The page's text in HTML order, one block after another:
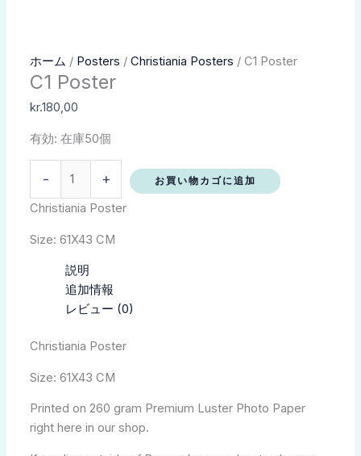
ホーム / Posters /Christiania Posters / C1 Poster
C1 Poster
kr.180,00
有効: 在庫50個
-
C1
Poster
個
+ お買い物カゴに追加
Christiania Poster
Size: 61X43 CM
説明
追加情報
レビュー (0)
Christiania Poster
Size: 61X43 CM
Printed on 260 gram Premium Luster Photo Paper
right here in our shop.